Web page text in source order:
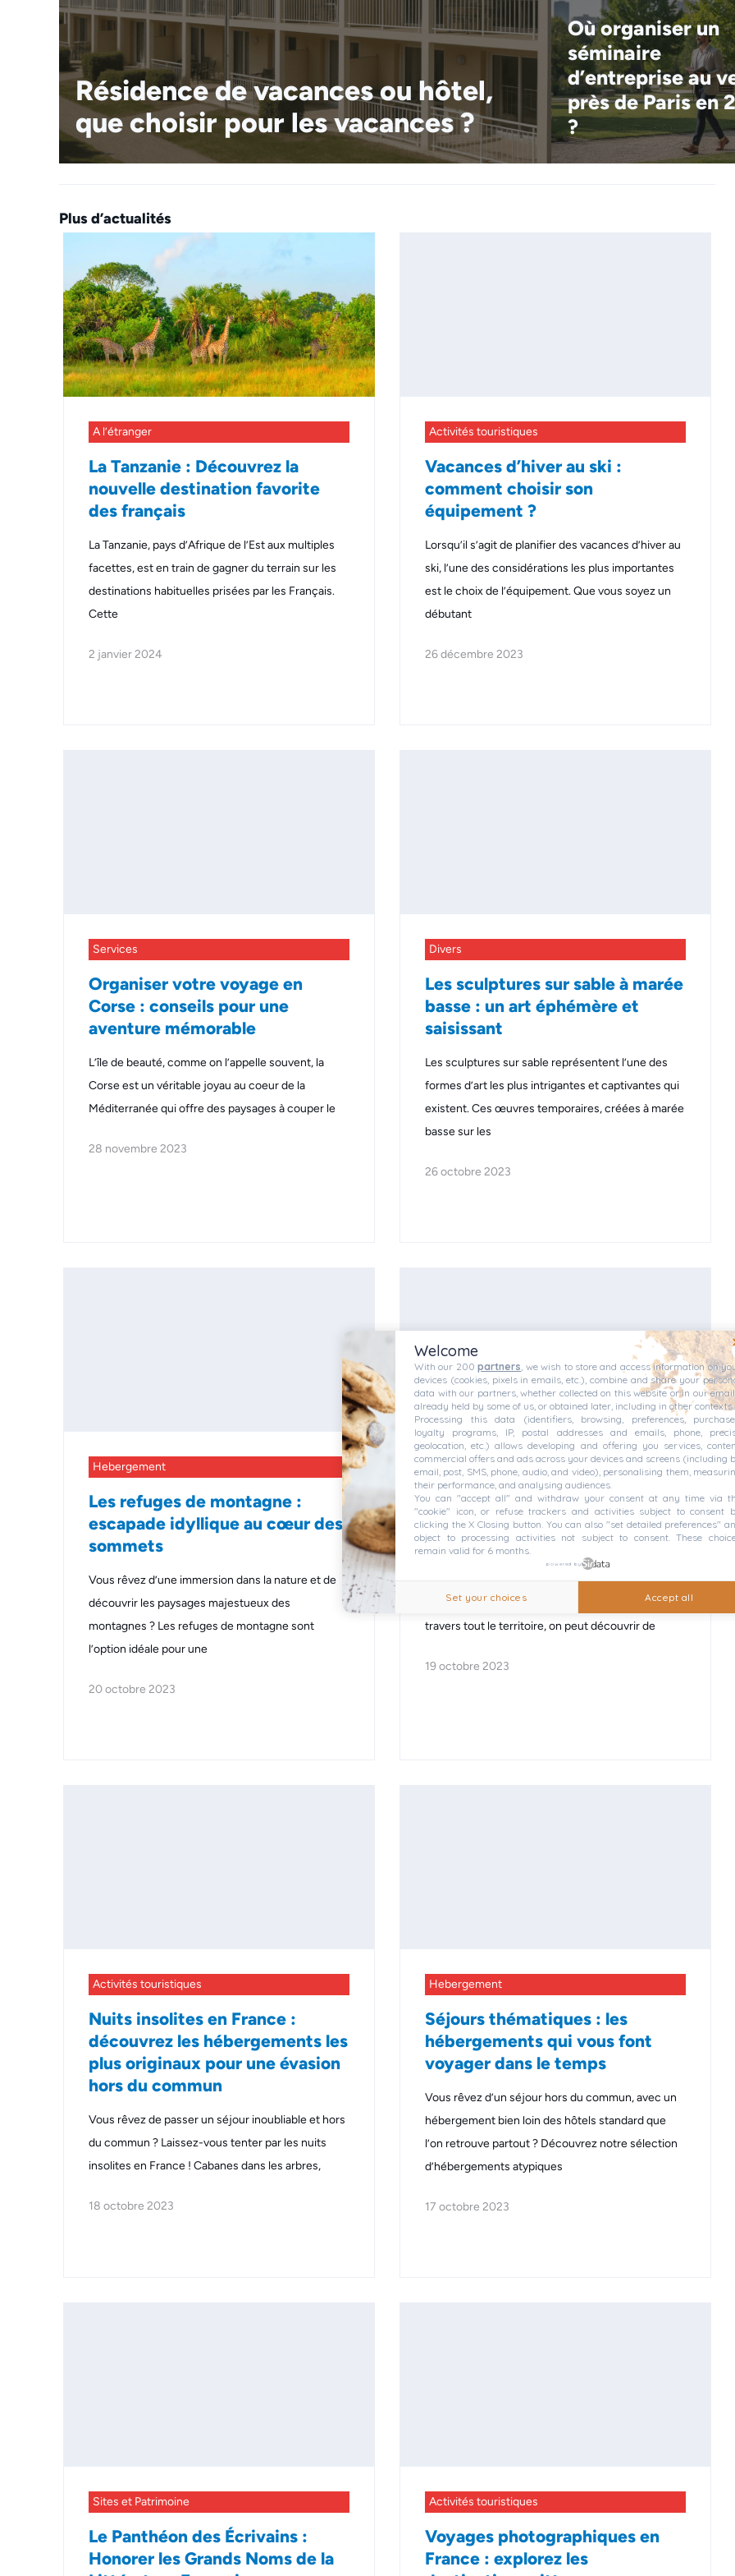
Résidence de vacances ou hôtel,
que choisir pour les vacances ?
Où organiser un
séminaire
d’entreprise au
près de Paris en
?
Plus d’actualités
A l’étranger
La Tanzanie : Découvrez la
nouvelle destination favorite
des français
La Tanzanie, pays d’Afrique de l’Est aux multiples
facettes, est en train de gagner du terrain sur les
destinations habituelles prisées par les Français.
Cette
2 janvier 2024
Activités touristiques
Vacances d’hiver au ski :
comment choisir son
équipement ?
Lorsqu’il s’agit de planifier des vacances d’hiver au
ski, l’une des considérations les plus importantes
est le choix de l’équipement. Que vous soyez un
débutant
26 décembre 2023
Services
Organiser votre voyage en
Corse : conseils pour une
aventure mémorable
L’île de beauté, comme on l’appelle souvent, la
Corse est un véritable joyau au coeur de la
Méditerranée qui offre des paysages à couper le
28 novembre 2023
Divers
Les sculptures sur sable à marée
basse : un art éphémère et
saisissant
Les sculptures sur sable représentent l’une des
formes d’art les plus intrigantes et captivantes qui
existent. Ces œuvres temporaires, créées à marée
basse sur les
26 octobre 2023
Hebergement
Les refuges de montagne :
escapade idyllique au cœur des
sommets
Vous rêvez d’une immersion dans la nature et de
découvrir les paysages majestueux des
montagnes ? Les refuges de montagne sont
l’option idéale pour une
20 octobre 2023
Sites et Patrimoine
La France préhistorique : les
sites archéologiques
incontournables
La France est riche en histoire et patrimoine, et sa
période préhistorique ne fait pas exception. A
travers tout le territoire, on peut découvrir de
19 octobre 2023
Activités touristiques
Nuits insolites en France :
découvrez les hébergements les
plus originaux pour une évasion
hors du commun
Vous rêvez de passer un séjour inoubliable et hors
du commun ? Laissez-vous tenter par les nuits
insolites en France ! Cabanes dans les arbres,
18 octobre 2023
Hebergement
Séjours thématiques : les
hébergements qui vous font
voyager dans le temps
Vous rêvez d’un séjour hors du commun, avec un
hébergement bien loin des hôtels standard que
l’on retrouve partout ? Découvrez notre sélection
d’hébergements atypiques
17 octobre 2023
Sites et Patrimoine
Le Panthéon des Écrivains :
Honorer les Grands Noms de la
Activités touristiques
Voyages photographiques en
France : explorez les
Welcome
With our 200partners, we wish to store and access information on
devices (cookies, pixels in emails, etc.), combine and share your
data with our partners, whether collected on this website or in our
already held by some of us, or obtained later, including in other contexts.
Processing this data (identifiers, browsing, preferences,
loyalty programs, IP, postal addresses and emails, phone,
geolocation, etc.) allows developing and offering you services,
commercial offers and ads across your devices and screens (including
email, post, SMS, phone, audio, and video), personalising them,
their performance, and analysing audiences.
You can "accept all" and withdraw your consent at any time via
"cookie" icon, or refuse trackers and activities subject to consent
clicking the X Closing button. You can also "set detailed preferences"
object to processing activities not subject to consent. These
remain valid for 6 months.
powered by
Set your choices Accept all